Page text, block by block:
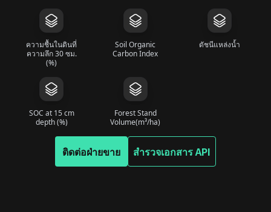
ความชื้นในดินที่
ความลึก 30 ซม.
(%)
Soil Organic
Carbon Index
ดัชนีแหล่งน้ำ
SOC at 15 cm
depth (%)
Forest Stand
Volume(m³/ha)
ติดต่อฝ่ายขาย สำรวจเอกสาร API